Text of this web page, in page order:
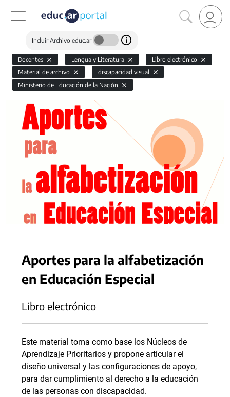
Incluir Archivo educ.ar
Docentes Lengua y Literatura
Libro electrónico
Material de archivo
discapacidad visual
Ministerio de Educación de la Nación
Aportes para la alfabetización
en Educación Especial
Libro electrónico
Este material toma como base los Núcleos de
Aprendizaje Prioritarios y propone articular el
diseño universal y las configuraciones de apoyo,
para dar cumplimiento al derecho a la educación
de las personas con discapacidad.